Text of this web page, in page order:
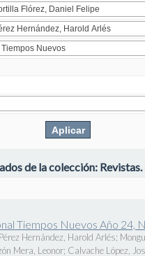
de la colección: Revistas.
Tiempos Nuevos Año 24,
Pérez Hernández, Harold Arlés;
Mera, Leonor; Calvache López,